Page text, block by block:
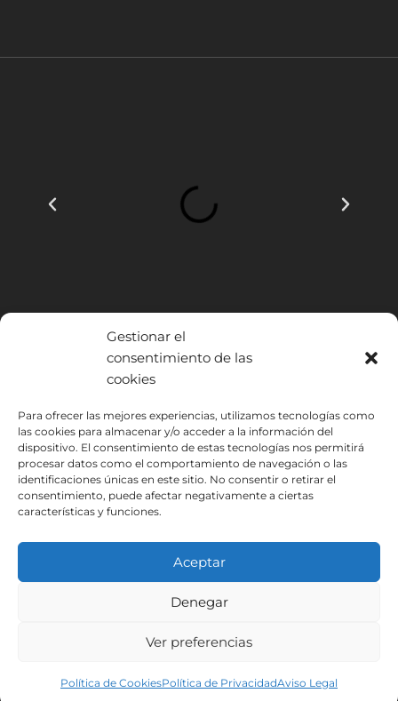
Gestionar el
consentimiento de las
cookies
Para ofrecer las mejores experiencias, utilizamos tecnologías como
las cookies para almacenar y/o acceder a la información del
dispositivo. El consentimiento de estas tecnologías nos permitirá
procesar datos como el comportamiento de navegación o las
identificaciones únicas en este sitio. No consentir o retirar el
consentimiento, puede afectar negativamente a ciertas
características y funciones.
Aceptar
Denegar
Ver preferencias
Política de CookiesPolítica de PrivacidadAviso Legal
beneficiario del Fondo Europeo de Desarrollo Regional cuyo objetivo
es mejorar el uso y la calidad de las tecnologías de la información y de
las comunicaciones y el acceso a las mismas y gracias al que ha
podido implantar las siguientes soluciones: Presencia web a través de
página propia. Esta acción ha tenido lugar durante 2020. Para ello ha
contado con el apoyo del programa TIC Cámaras de la Cámara de
Condiciones de Inscripción
Política de Cookies